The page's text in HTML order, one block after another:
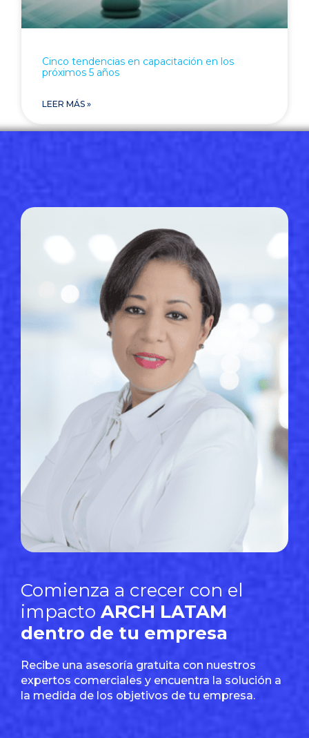
Cinco tendencias en capacitación en los
próximos 5 años
LEER MÁS »
Comienza a crecer con el
impacto ARCH LATAM
dentro de tu empresa
Recibe una asesoría gratuita con nuestros
expertos comerciales y encuentra la solución a
la medida de los objetivos de tu empresa.